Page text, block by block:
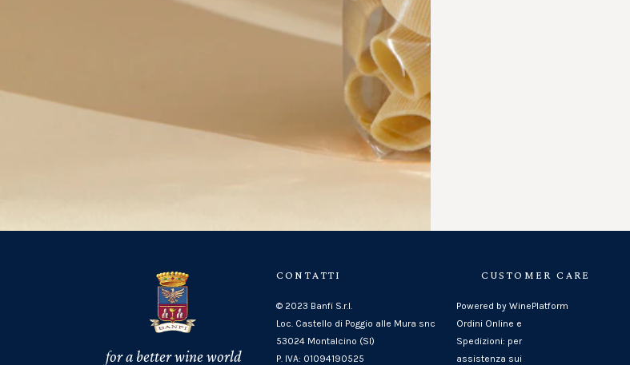
for a better wine world
CONTATTI
© 2023 Banfi S.r.l.
Loc. Castello di Poggio alle Mura snc
53024 Montalcino (SI)
P. IVA: 01094190525
CUSTOMER CARE
Powered by WinePlatform
Ordini Online e
Spedizioni: per
assistenza sui